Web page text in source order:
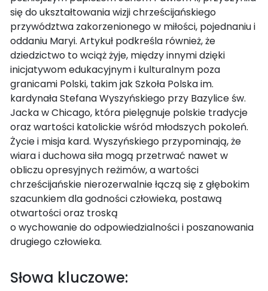
się do ukształtowania wizji chrześcijańskiego
przywództwa zakorzenionego w miłości, pojednaniu i
oddaniu Maryi. Artykuł podkreśla również, że
dziedzictwo to wciąż żyje, między innymi dzięki
inicjatywom edukacyjnym i kulturalnym poza
granicami Polski, takim jak Szkoła Polska im.
kardynała Stefana Wyszyńskiego przy Bazylice św.
Jacka w Chicago, która pielęgnuje polskie tradycje
oraz wartości katolickie wśród młodszych pokoleń.
Życie i misja kard. Wyszyńskiego przypominają, że
wiara i duchowa siła mogą przetrwać nawet w
obliczu opresyjnych reżimów, a wartości
chrześcijańskie nierozerwalnie łączą się z głębokim
szacunkiem dla godności człowieka, postawą
otwartości oraz troską
o wychowanie do odpowiedzialności i poszanowania
drugiego człowieka.
Słowa kluczowe: